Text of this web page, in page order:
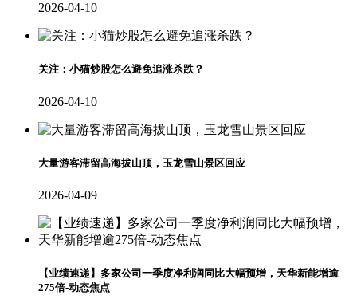
2026-04-10
关注：小猫炒股怎么避免追涨杀跌？
2026-04-10
大量游客滞留高海拔山顶，玉龙雪山景区回应
2026-04-09
【业绩速递】多家公司一季度净利润同比大幅预增，天华新能增逾
275倍-动态焦点